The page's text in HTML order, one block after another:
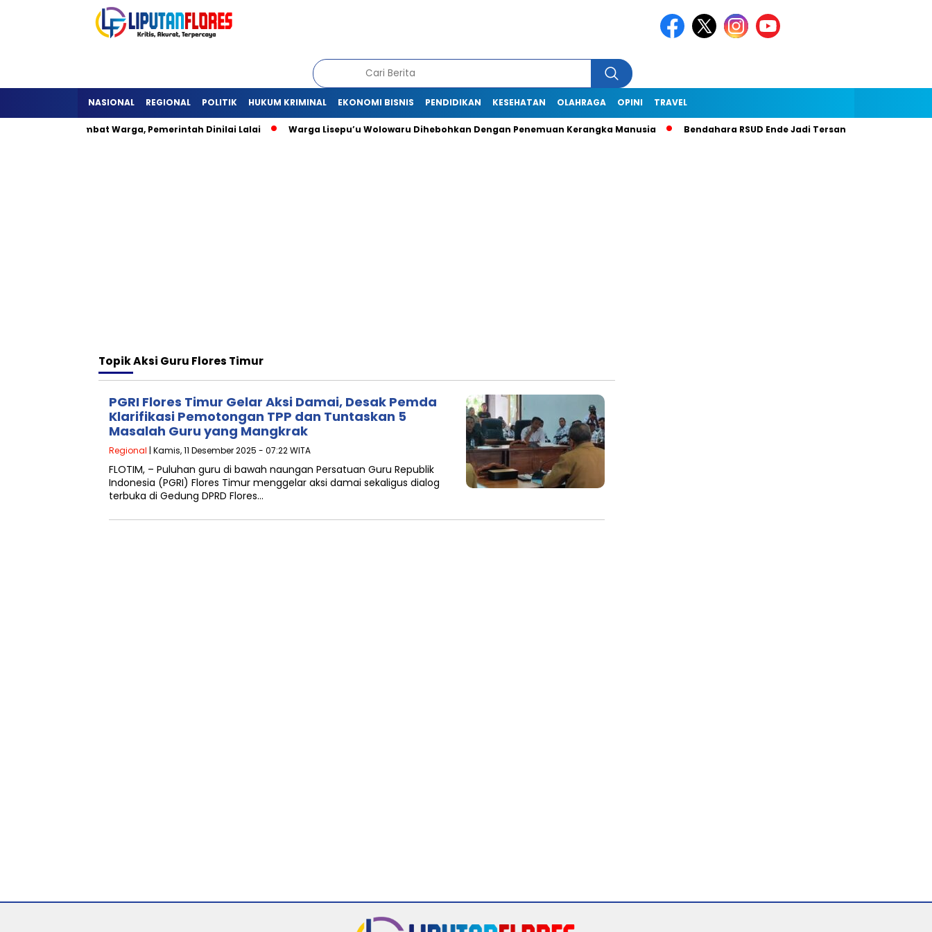
NASIONAL REGIONAL POLITIK HUKUM KRIMINAL EKONOMI BISNIS PENDIDIKAN KESEHATAN OLAHRAGA OPINI TRAVEL
Detukeli Hambat Warga, Pemerintah Dinilai Lalai Warga Lisepu’u Wolowaru Dihebohkan Dengan Penemuan Kerangka Manusia Bendahara RSUD Ende Jadi Tersangka Dugaan
TopikAksi Guru Flores Timur
PGRI Flores Timur Gelar Aksi Damai, Desak Pemda
Klarifikasi Pemotongan TPP dan Tuntaskan 5
Masalah Guru yang Mangkrak
Regional | Kamis, 11 Desember 2025 - 07:22 WITA
FLOTIM, – Puluhan guru di bawah naungan Persatuan Guru Republik
Indonesia (PGRI) Flores Timur menggelar aksi damai sekaligus dialog
terbuka di Gedung DPRD Flores…